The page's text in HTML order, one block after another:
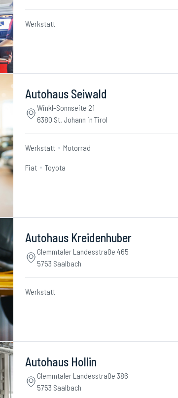
Werkstatt
Autohaus Seiwald
Winkl-Sonnseite 21
6380 St. Johann in Tirol
Werkstatt Motorrad
Fiat Toyota
Autohaus Kreidenhuber
Glemmtaler Landesstraße 465
5753 Saalbach
Werkstatt
Autohaus Hollin
Glemmtaler Landesstraße 386
5753 Saalbach